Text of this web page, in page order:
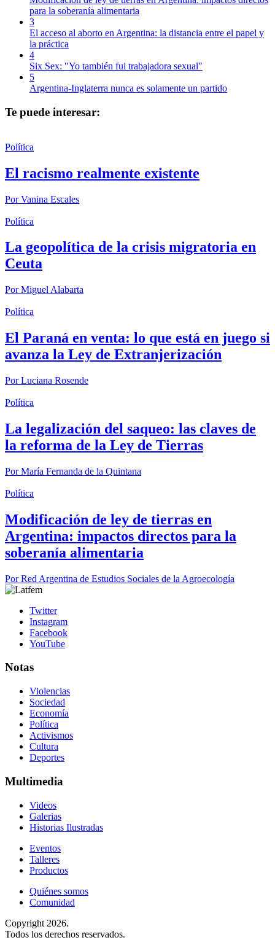
para la soberanía alimentaria
3
El acceso al aborto en Argentina: la distancia entre el papel y
la práctica
4
Six Sex: "Yo también fui trabajadora sexual"
5
Argentina-Inglaterra nunca es solamente un partido
Te puede interesar:
Política
El racismo realmente existente
PorVanina Escales
Política
La geopolítica de la crisis migratoria en
Ceuta
PorMiguel Alabarta
Política
El Paraná en venta: lo que está en juego si
avanza la Ley de Extranjerización
PorLuciana Rosende
Política
La legalización del saqueo: las claves de
la reforma de la Ley de Tierras
PorMaría Fernanda de la Quintana
Política
Modificación de ley de tierras en
Argentina: impactos directos para la
soberanía alimentaria
PorRed Argentina de Estudios Sociales de la Agroecología
Twitter
Instagram
Facebook
YouTube
Notas
Violencias
Sociedad
Economía
Política
Activismos
Cultura
Deportes
Multimedia
Videos
Galerias
Historias Ilustradas
Eventos
Talleres
Productos
Quiénes somos
Comunidad
Copyright 2026.
Todos los derechos reservados.